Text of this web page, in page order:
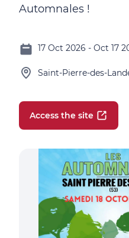
Automnales !
17 Oct 2026 - Oct 17
Saint-Pierre-des-
Access the site